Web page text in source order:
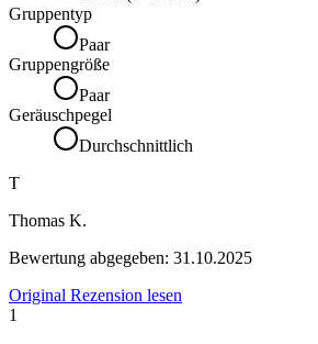
Gruppentyp
Paar
Gruppengröße
Paar
Geräuschpegel
Durchschnittlich
T
Thomas K.
Bewertung abgegeben: 31.10.2025
Original Rezension lesen
1